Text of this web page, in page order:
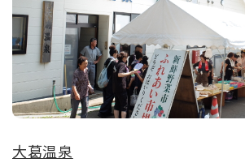
大葛温泉